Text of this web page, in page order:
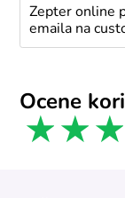
Zepter online
emaila na
Ocene
2
1 star